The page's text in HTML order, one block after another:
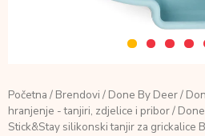
Početna / Brendovi / Done By Deer/
hranjenje - tanjiri, zdjelice i pribor/
Stick&Stay silikonski tanjir za grickalice